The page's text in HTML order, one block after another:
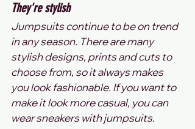
They're stylish
Jumpsuits continue to be on trend
in any season. There are many
stylish designs, prints and cuts to
choose from, so it always makes
you look fashionable. If you want to
make it look more casual, you can
wear sneakers with jumpsuits.